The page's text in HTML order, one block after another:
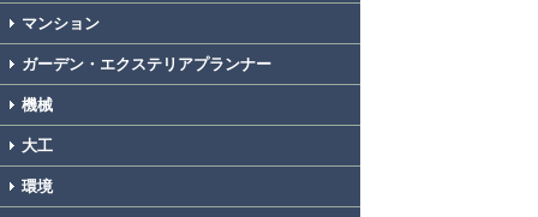
マンション
ガーデン・エクステリアプランナー
機械
大工
環境